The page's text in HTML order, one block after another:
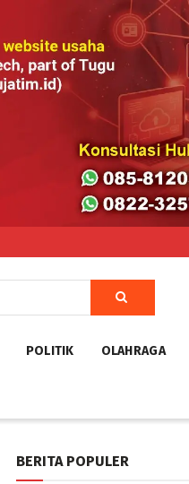
POLITIK OLAHRAGA
BERITA POPULER